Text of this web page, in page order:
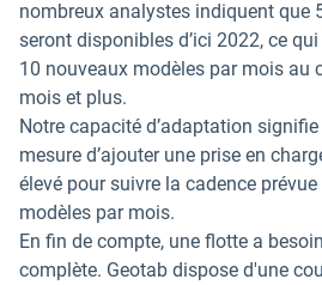
nombreux analystes indiquent que
seront disponibles d’ici 2022, ce
10 nouveaux modèles par mois au
mois et plus.
Notre capacité d’adaptation
mesure d’ajouter une prise en
élevé pour suivre la cadence
modèles par mois.
En fin de compte, une flotte a
complète. Geotab dispose d'une